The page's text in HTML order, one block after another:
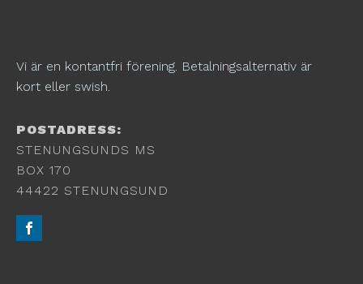
Vi är en kontantfri förening. Betalningsalternativ är
kort eller swish.
POSTADRESS:
STENUNGSUNDS MS
BOX 170
44422 STENUNGSUND